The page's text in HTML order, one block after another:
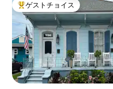
大好評のゲストチョイスです
ゲストチョイス